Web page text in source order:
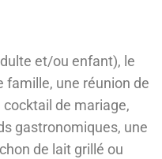
et/ou enfant), le
famille, une réunion de
de mariage,
gastronomiques, une
de lait grillé ou